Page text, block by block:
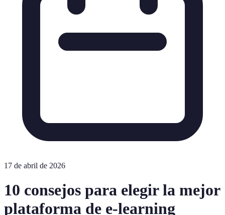
17 de abril de 2026
10 consejos para elegir la mejor
plataforma de e-learning